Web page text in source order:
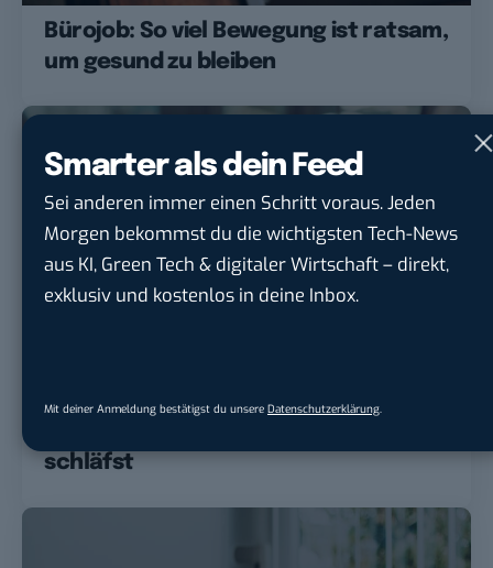
Smarter als dein Feed
Sei anderen immer einen Schritt voraus. Jeden
Morgen bekommst du die wichtigsten Tech-News
aus KI, Green Tech & digitaler Wirtschaft – direkt,
exklusiv und kostenlos in deine Inbox.
Mit deiner Anmeldung bestätigst du unsere Datenschutzerklärung.
Bürojob: So viel Bewegung ist ratsam,
um gesund zu bleiben
Job GPT: Diese KI schreibt
schläfst